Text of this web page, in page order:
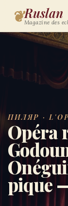
❦Ruslan
Magazine des
ПИЛЯР ·
Opéra
pique